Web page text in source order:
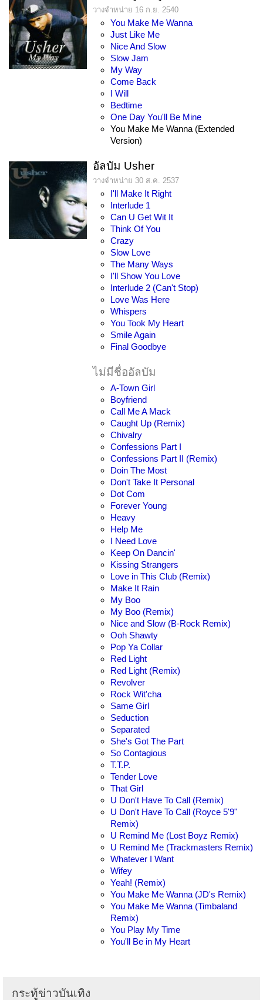
วางจำหน่าย 16 ก.ย. 2540
You Make Me Wanna
Just Like Me
Nice And Slow
Slow Jam
My Way
Come Back
I Will
Bedtime
One Day You'll Be Mine
You Make Me Wanna (Extended
Version)
อัลบัม Usher
วางจำหน่าย 30 ส.ค. 2537
I'll Make It Right
Interlude 1
Can U Get Wit It
Think Of You
Crazy
Slow Love
The Many Ways
I'll Show You Love
Interlude 2 (Can't Stop)
Love Was Here
Whispers
You Took My Heart
Smile Again
Final Goodbye
ไม่มีชื่ออัลบัม
A-Town Girl
Boyfriend
Call Me A Mack
Caught Up (Remix)
Chivalry
Confessions Part I
Confessions Part II (Remix)
Doin The Most
Don't Take It Personal
Dot Com
Forever Young
Heavy
Help Me
I Need Love
Keep On Dancin'
Kissing Strangers
Love in This Club (Remix)
Make It Rain
My Boo
My Boo (Remix)
Nice and Slow (B-Rock Remix)
Ooh Shawty
Pop Ya Collar
Red Light
Red Light (Remix)
Revolver
Rock Wit'cha
Same Girl
Seduction
Separated
She's Got The Part
So Contagious
T.T.P.
Tender Love
That Girl
U Don't Have To Call (Remix)
U Don't Have To Call (Royce 5'9"
Remix)
U Remind Me (Lost Boyz Remix)
U Remind Me (Trackmasters Remix)
Whatever I Want
Wifey
Yeah! (Remix)
You Make Me Wanna (JD's Remix)
You Make Me Wanna (Timbaland
Remix)
You Play My Time
You'll Be in My Heart
กระทู้ข่าวบันเทิง